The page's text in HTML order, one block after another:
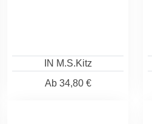
IN M.S.Kitz
Ab34,80 €